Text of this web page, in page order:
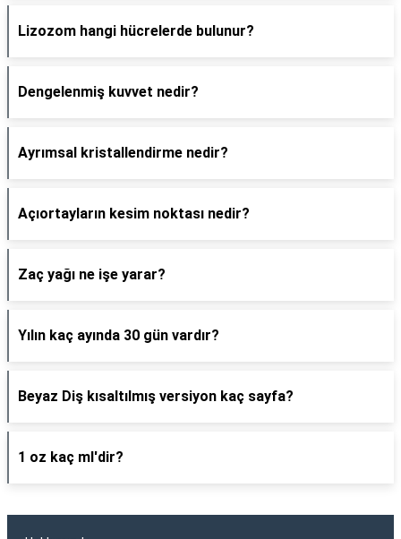
Lizozom hangi hücrelerde bulunur?
Dengelenmiş kuvvet nedir?
Ayrımsal kristallendirme nedir?
Açıortayların kesim noktası nedir?
Zaç yağı ne işe yarar?
Yılın kaç ayında 30 gün vardır?
Beyaz Diş kısaltılmış versiyon kaç sayfa?
1 oz kaç ml'dir?